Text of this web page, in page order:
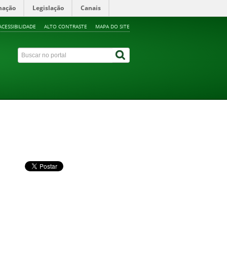
Legislação Canais
ALTO CONTRASTE MAPA DO SITE